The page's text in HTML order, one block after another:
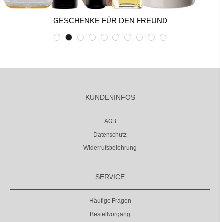
GESCHENKE FÜR DEN FREUND
KUNDENINFOS
AGB
Datenschutz
Widerrufsbelehrung
SERVICE
Häufige Fragen
Bestellvorgang